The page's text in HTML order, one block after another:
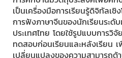
เป็นเครื่องมือการเรียนรู้ดิจิทัลเ
การฟังภาษาจีนของนักเรียนระดั
ประเทศไทย โดยใช้รูปแบบการวิ
ทดสอบก่อนเรียนและหลังเรียน
เปลี่ยนแปลงของความสามารถ